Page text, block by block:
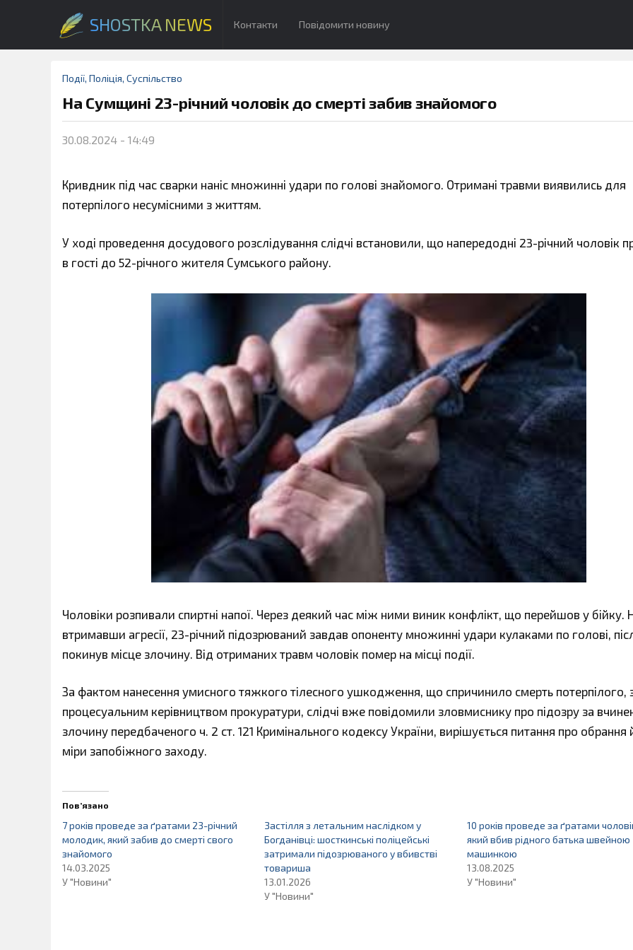
SHOSTKA NEWS Контакти Повідомити новину
Події, Поліція, Суспільство
На Сумщині 23-річний чоловік до смерті забив знайомого
30.08.2024 - 14:49
Кривдник під час сварки наніс множинні удари по голові знайомого. Отримані травми виявились для
потерпілого несумісними з життям.
У ході проведення досудового розслідування слідчі встановили, що напередодні 23-річний чоловік
в гості до 52-річного жителя Сумського району.
Чоловіки розпивали спиртні напої. Через деякий час між ними виник конфлікт, що перейшов у бійку.
втримавши агресії, 23-річний підозрюваний завдав опоненту множинні удари кулаками по голові,
покинув місце злочину. Від отриманих травм чоловік помер на місці події.
За фактом нанесення умисного тяжкого тілесного ушкодження, що спричинило смерть потерпілого,
процесуальним керівництвом прокуратури, слідчі вже повідомили зловмиснику про підозру за
злочину передбаченого ч. 2 ст. 121 Кримінального кодексу України, вирішується питання про обрання
міри запобіжного заходу.
Пов’язано
7 років проведе за ґратами 23-річний
молодик, який забив до смерті свого
знайомого
14.03.2025
У "Новини"
Застілля з летальним наслідком у
Богданівці: шосткинські поліцейські
затримали підозрюваного у вбивстві
товариша
13.01.2026
У "Новини"
10 років проведе за ґратами
який вбив рідного батька швейною
машинкою
13.08.2025
У "Новини"